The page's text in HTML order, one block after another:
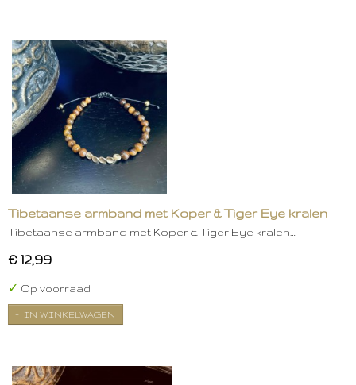
Tibetaanse armband met Koper & Tiger Eye kralen
Tibetaanse armband met Koper & Tiger Eye kralen…
€ 12,99
✓ Op voorraad
IN WINKELWAGEN